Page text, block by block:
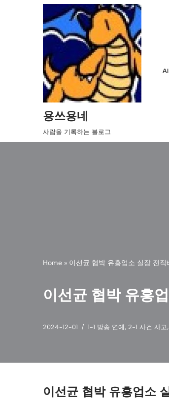
용쓰용네
사람을 기록하는 블로그
AI
Home » 이선균 협박 유흥업소 실장 전직
이선균 협박 유흥
2024-12-01 1-1 방송 연예 , 2-1 사건 사고,
이선균 협박 유흥업소